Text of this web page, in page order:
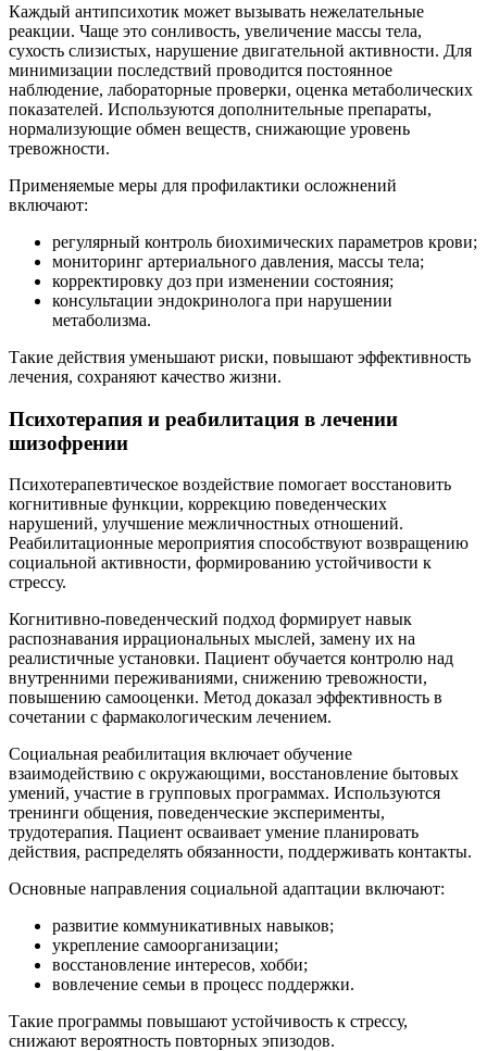
Каждый антипсихотик может вызывать нежелательные
реакции. Чаще это сонливость, увеличение массы тела,
сухость слизистых, нарушение двигательной активности. Для
минимизации последствий проводится постоянное
наблюдение, лабораторные проверки, оценка метаболических
показателей. Используются дополнительные препараты,
нормализующие обмен веществ, снижающие уровень
тревожности.
Применяемые меры для профилактики осложнений
включают:
регулярный контроль биохимических параметров крови;
мониторинг артериального давления, массы тела;
корректировку доз при изменении состояния;
консультации эндокринолога при нарушении
метаболизма.
Такие действия уменьшают риски, повышают эффективность
лечения, сохраняют качество жизни.
Психотерапия и реабилитация в лечении
шизофрении
Психотерапевтическое воздействие помогает восстановить
когнитивные функции, коррекцию поведенческих
нарушений, улучшение межличностных отношений.
Реабилитационные мероприятия способствуют возвращению
социальной активности, формированию устойчивости к
стрессу.
Когнитивно-поведенческий подход формирует навык
распознавания иррациональных мыслей, замену их на
реалистичные установки. Пациент обучается контролю над
внутренними переживаниями, снижению тревожности,
повышению самооценки. Метод доказал эффективность в
сочетании с фармакологическим лечением.
Социальная реабилитация включает обучение
взаимодействию с окружающими, восстановление бытовых
умений, участие в групповых программах. Используются
тренинги общения, поведенческие эксперименты,
трудотерапия. Пациент осваивает умение планировать
действия, распределять обязанности, поддерживать контакты.
Основные направления социальной адаптации включают:
развитие коммуникативных навыков;
укрепление самоорганизации;
восстановление интересов, хобби;
вовлечение семьи в процесс поддержки.
Такие программы повышают устойчивость к стрессу,
снижают вероятность повторных эпизодов.